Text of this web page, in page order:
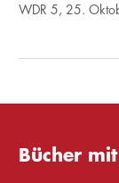
WDR 5, 25.
Bücher